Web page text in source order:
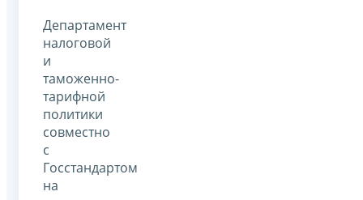
Департамент
налоговой
и
таможенно-
тарифной
политики
совместно
с
Госстандартом
на